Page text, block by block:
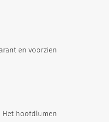
en voorzien
Het hoofd­lumen